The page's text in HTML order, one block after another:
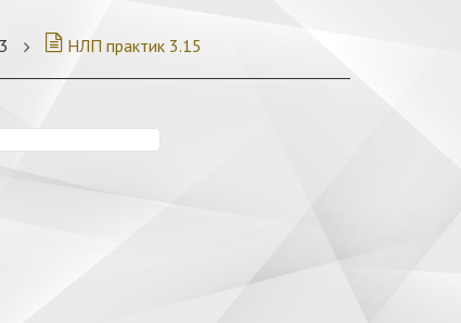
НЛП практик 3.15